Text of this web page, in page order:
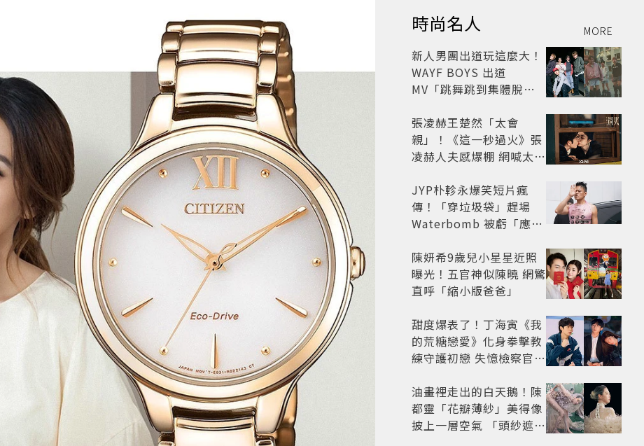
時尚名人 MORE
新人男團出道玩這麼大！
WAYF BOYS 出道
MV「跳舞跳到集體脫
影片爆紅
張凌赫王楚然「太會
親」！《這一秒過火》張
凌赫人夫感爆棚 網喊太有
JYP朴軫永爆笑短片瘋
傳！「穿垃圾袋」趕場
Waterbomb 被虧「應該
陳妍希9歲兒小星星近照
曝光！五官神似陳曉 網驚
直呼「縮小版爸爸」
甜度爆表了！丁海寅《我
的荒糖戀愛》化身拳擊教
練守護初戀 失憶檢察官×
劇
油畫裡走出的白天鵝！陳
都靈「花瓣薄紗」美得像
披上一層空氣 「頭紗遮